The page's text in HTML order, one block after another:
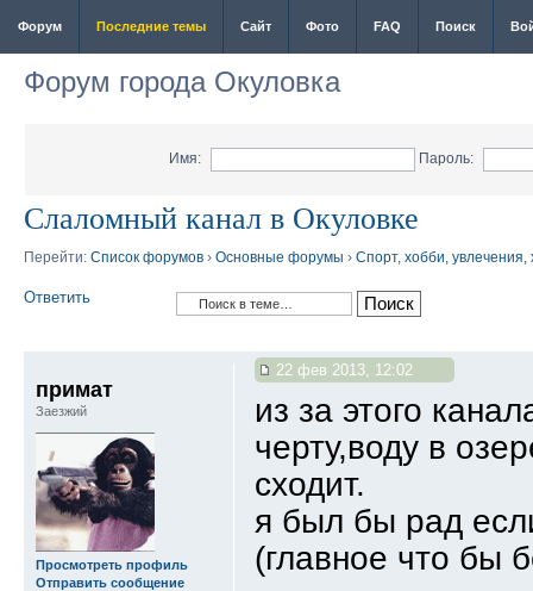
Форум Последние темы Сайт Фото FAQ Поиск
Форум города Окуловка
Имя: Пароль:
Слаломный канал в Окуловке
Перейти: Список форумов › Основные форумы › Спорт, хобби,
Ответить
22 фев 2013, 12:02
из за этого
черту,воду в
сходит.
я был бы рад
(главное что бы
примат
Заезжий
Просмотреть профиль
Отправить сообщение